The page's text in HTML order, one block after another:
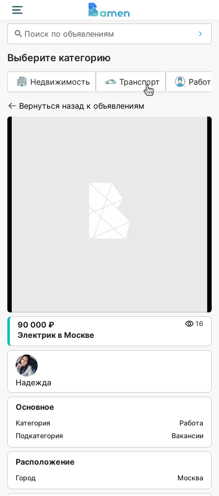
Поиск по объявлениям
Выберите категорию
Недвижимость Транспорт Работа
Вернуться назад к объявлениям
Электрик в Москве
90 000 ₽ 16
Надежда
Основное
Категория
Работа
Подкатегория
Вакансии
Расположение
Город Москва